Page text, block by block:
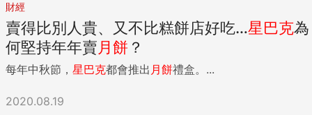
財經
賣得比別人貴、又不比糕餅店好吃…星巴克為
何堅持年年賣月餅 ？
每年中秋節， 星巴克都會推出 月餅禮盒。...
2020.08.19